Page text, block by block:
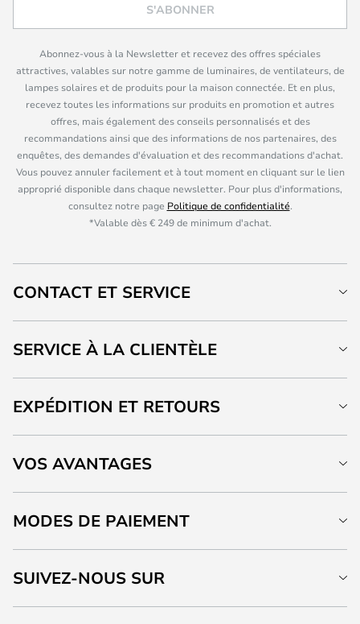
S'ABONNER
Abonnez-vous à la Newsletter et recevez des offres spéciales
attractives, valables sur notre gamme de luminaires, de ventilateurs, de
lampes solaires et de produits pour la maison connectée. Et en plus,
recevez toutes les informations sur produits en promotion et autres
offres, mais également des conseils personnalisés et des
recommandations ainsi que des informations de nos partenaires, des
enquêtes, des demandes d'évaluation et des recommandations d'achat.
Vous pouvez annuler facilement et à tout moment en cliquant sur le lien
approprié disponible dans chaque newsletter. Pour plus d'informations,
consultez notre page Politique de confidentialité.
*Valable dès € 249 de minimum d'achat.
CONTACT ET SERVICE
SERVICE À LA CLIENTÈLE
EXPÉDITION ET RETOURS
VOS AVANTAGES
MODES DE PAIEMENT
SUIVEZ-NOUS SUR